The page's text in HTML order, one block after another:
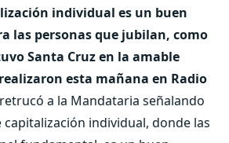
individual es un buen
las personas que jubilan, como
Santa Cruz en la amable
esta mañana en Radio
a la Mandataria señalando
capitalización individual, donde las